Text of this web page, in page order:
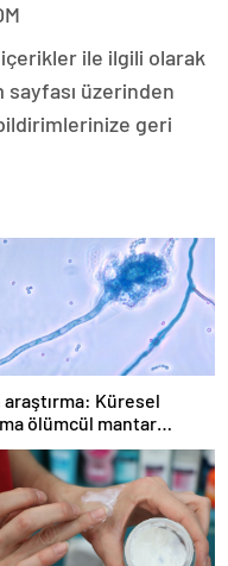
ile ilgili olarak
üzerinden
geri
araştırma: Küresel
ölümcül mantar
yayabilir